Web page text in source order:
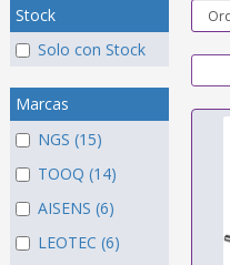
Stock
Solo con Stock
Marcas
NGS (15)
TOOQ (14)
AISENS (6)
LEOTEC (6)